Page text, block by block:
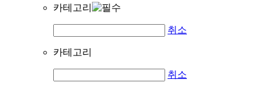
카테고리
취소
카테고리
취소